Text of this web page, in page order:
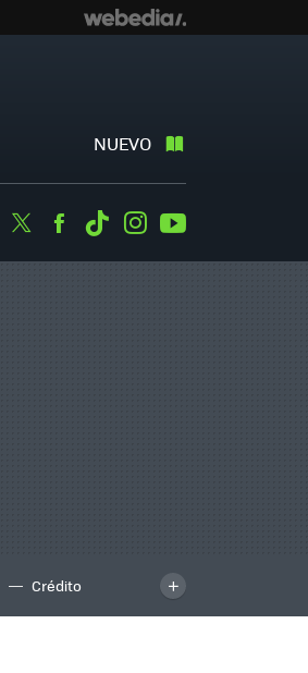
NUEVO
TwitterFacebook
TiktokInstagram
Crédito